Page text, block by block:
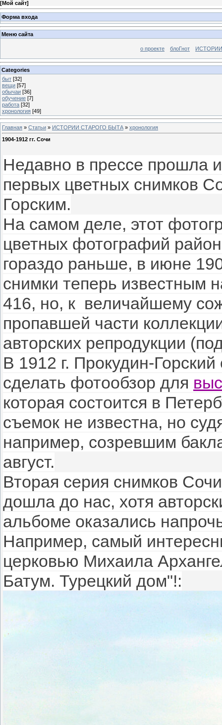
[Мой сайт]
Форма входа
Меню сайта
о проекте блоГнот
Categories
быт [32]
вещи [57]
обычаи [36]
обучение [7]
работа [32]
хронология [49]
Главная » Статьи » ИСТОРИИ СТАРОГО БЫТА » хронология
1904-1912 гг. Сочи
Недавно в прессе прошла
первых цветных снимков
Горским.
На самом деле, этот
цветных фотографий
гораздо раньше, в июне
снимки теперь известным
416, но, к величайшему
пропавшей части
авторских репродукции
В 1912 г. Прокудин-
сделать фотообзор для
которая состоится в
съемок не известна, но
например, созревшим
август.
Вторая серия снимков
дошла до нас, хотя
альбоме оказались
Например, самый
церковью Михаила
Батум. Турецкий дом"!: